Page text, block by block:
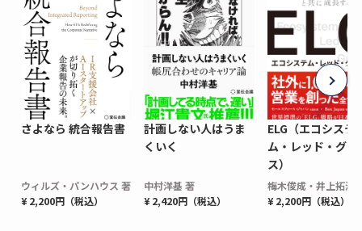
さよなら 統合報告書
ウィルズ・パンハウス 著
¥ 2,200円（税込）
計画しない人はうま
くいく
中村洋基 著
¥ 2,420円（税込）
ELG（エコシステ
ム・レッド・グロ
ス）
梅木俊成・井上拓海
¥ 2,200円（税込）